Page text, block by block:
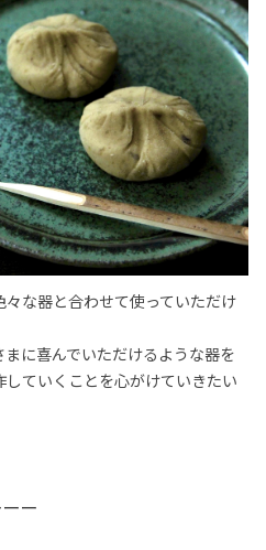
々な器と合わせて使っていただけ
に喜んでいただけるような器を
ていくことを心がけていきたい
ー